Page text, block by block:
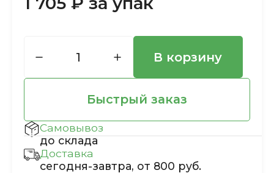
В корзину
Быстрый заказ
Самовывоз
до склада
Доставка
сегодня-завтра, от 800 руб.